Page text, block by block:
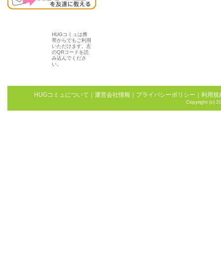
HUGコミュは携
帯からでもご利用
いただけます。左
のQRコードを読
み込んでくださ
い。
HUGコミュについて 運営会社情報 プライバシーポリシー 利用規
Copyright (c)